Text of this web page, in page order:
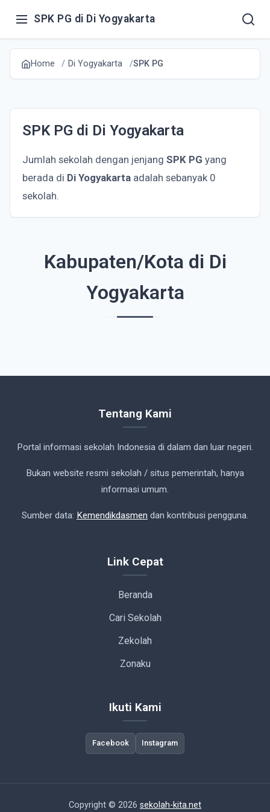
SPK PG di Di Yogyakarta
Home Di Yogyakarta SPK PG
SPK PG di Di Yogyakarta
Jumlah sekolah dengan jenjang SPK PG yang
berada di Di Yogyakarta adalah sebanyak 0
sekolah.
Kabupaten/Kota di Di
Yogyakarta
Tentang Kami
Portal informasi sekolah Indonesia di dalam dan luar negeri.
Bukan website resmi sekolah / situs pemerintah, hanya
informasi umum.
Sumber data: Kemendikdasmen dan kontribusi pengguna.
Link Cepat
Beranda
Cari Sekolah
Zekolah
Zonaku
Ikuti Kami
Facebook Instagram
Copyright © 2026 sekolah-kita.net